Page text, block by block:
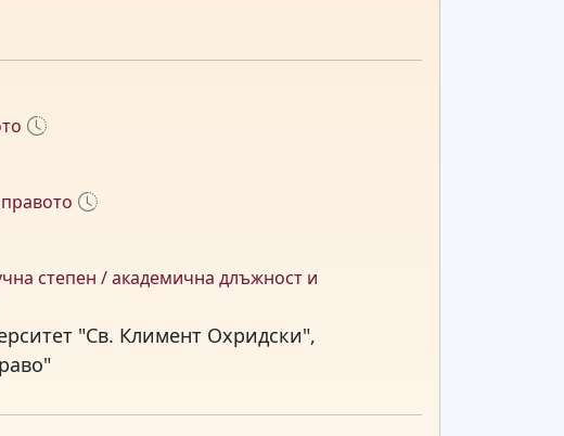
степен / академична длъжност и
"Св. Климент Охридски",